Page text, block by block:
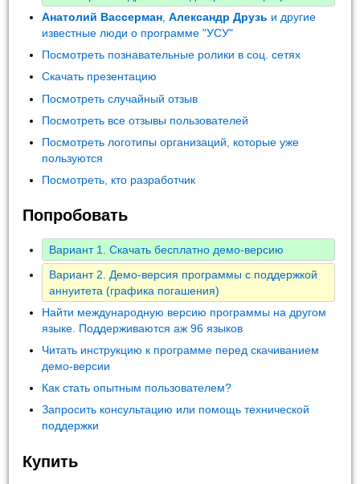
Анатолий Вассерман ,Александр Друзь и другие
известные люди о программе "УСУ"
Посмотреть познавательные ролики в соц. сетях
Скачать презентацию
Посмотреть случайный отзыв
Посмотреть все отзывы пользователей
Посмотреть логотипы организаций, которые уже
пользуются
Посмотреть, кто разработчик
Попробовать
Вариант 1. Скачать бесплатно демо-версию
Вариант 2. Демо-версия программы с поддержкой
аннуитета (графика погашения)
Найти международную версию программы на другом
языке. Поддерживаются аж 96 языков
Читать инструкцию к программе перед скачиванием
демо-версии
Как стать опытным пользователем?
Запросить консультацию или помощь технической
поддержки
Купить